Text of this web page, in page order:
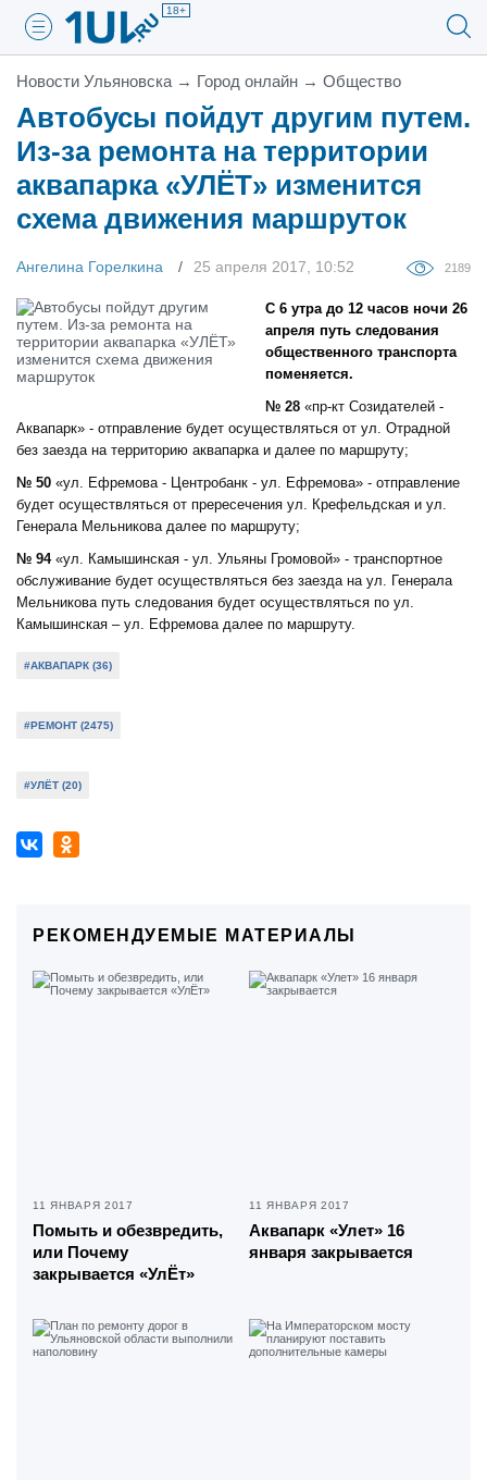
18+
Новости Ульяновска → Город онлайн → Общество
Автобусы пойдут другим путем.
Из-за ремонта на территории
аквапарка «УЛЁТ» изменится
схема движения маршруток
Ангелина Горелкина 25 апреля 2017, 10:52 2189
С 6 утра до 12 часов ночи 26
апреля путь следования
общественного транспорта
поменяется.
№ 28 «пр-кт Созидателей -
Аквапарк» - отправление будет осуществляться от ул. Отрадной
без заезда на территорию аквапарка и далее по маршруту;
№ 50 «ул. Ефремова - Центробанк - ул. Ефремова» - отправление
будет осуществляться от прересечения ул. Крефельдская и ул.
Генерала Мельникова далее по маршруту;
№ 94«ул. Камышинская - ул. Ульяны Громовой» - транспортное
обслуживание будет осуществляться без заезда на ул. Генерала
Мельникова путь следования будет осуществляться по ул.
Камышинская – ул. Ефремова далее по маршруту.
#АКВАПАРК (36)
#РЕМОНТ (2475)
#УЛЁТ (20)
РЕКОМЕНДУЕМЫЕ МАТЕРИАЛЫ
11 ЯНВАРЯ 2017
Помыть и обезвредить,
или Почему
закрывается «УлЁт»
11 ЯНВАРЯ 2017
Аквапарк «Улет» 16
января закрывается